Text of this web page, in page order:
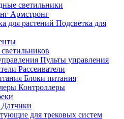
светильники
Армстронг
Подсветка для
Пульты управления
Рассеиватели
Блоки питания
Контроллеры
Датчики